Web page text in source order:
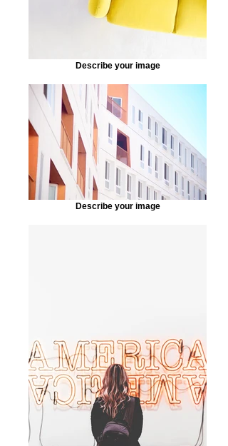
Describe your image
Describe your image